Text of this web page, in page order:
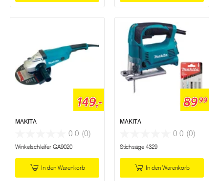
149,-
MAKITA
0.0 (0)
Winkelschleifer GA9020
In den Warenkorb
8999
MAKITA
0.0 (0)
Stichsäge 4329
In den Warenkorb